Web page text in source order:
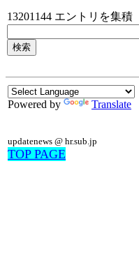
13201144 エントリを集積
Powered by Translate
updatenews @ hr.sub.jp
TOP PAGE